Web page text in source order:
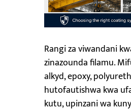
Rangi za viwandani
zinazounda filamu.
alkyd, epoxy,
hutofautishwa kwa
kutu, upinzani wa